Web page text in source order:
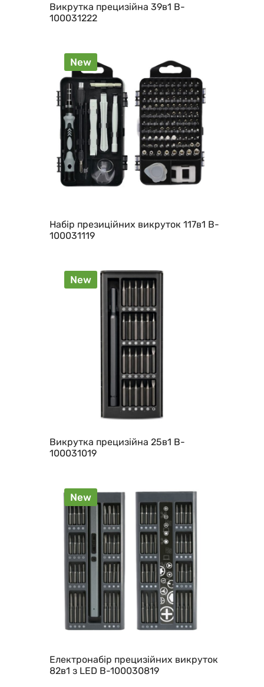
Викрутка прецизійна 39в1 B-
100031222
New
Набір презиційних викруток 117в1 B-
100031119
New
Викрутка прецизійна 25в1 B-
100031019
New
Електронабір прецизійних викруток
82в1 з LED B-100030819